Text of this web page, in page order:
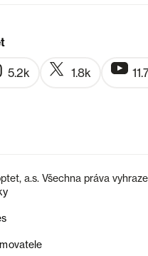
5.2k 1.8k
a.s. Všechna práva